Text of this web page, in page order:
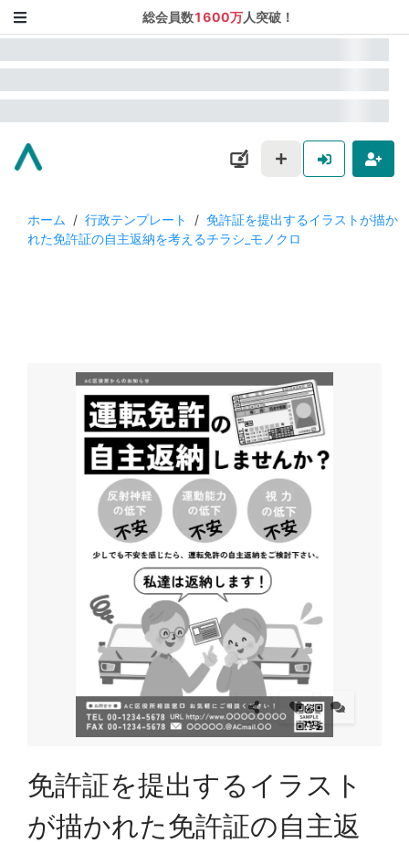
総会員数1600万人突破！
ホーム / 行政テンプレート / 免許証を提出するイラストが描か
れた免許証の自主返納を考えるチラシ_モノクロ
免許証を提出するイラスト
が描かれた免許証の自主返